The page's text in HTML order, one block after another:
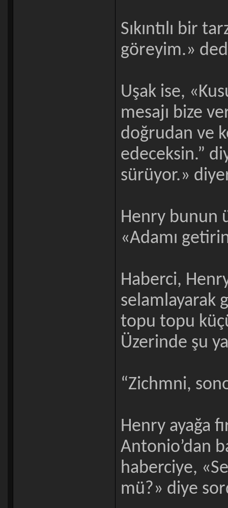
Sıkıntılı bir
göreyim.»
Uşak ise,
mesajı bize
doğrudan ve
edeceksin.”
sürüyor.»
Henry bunun
«Adamı
Haberci,
selamlayarak
topu topu
Üzerinde şu
“Zichmni,
Henry ayağa
Antonio’dan
haberciye,
mü?» diye